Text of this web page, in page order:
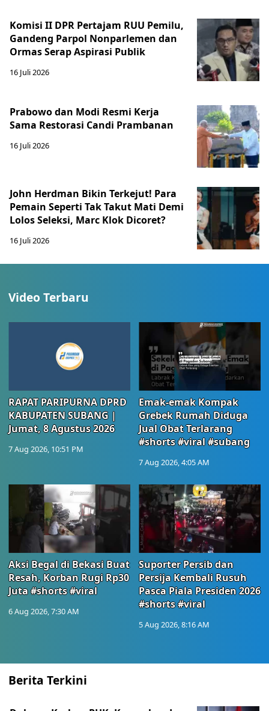
Komisi II DPR Pertajam RUU Pemilu,
Gandeng Parpol Nonparlemen dan
Ormas Serap Aspirasi Publik
16 Juli 2026
Prabowo dan Modi Resmi Kerja
Sama Restorasi Candi Prambanan
16 Juli 2026
John Herdman Bikin Terkejut! Para
Pemain Seperti Tak Takut Mati Demi
Lolos Seleksi, Marc Klok Dicoret?
16 Juli 2026
Video Terbaru
RAPAT PARIPURNA DPRD
KABUPATEN SUBANG |
Jumat, 8 Agustus 2026
7 Aug 2026, 10:51 PM
Emak-emak Kompak
Grebek Rumah Diduga
Jual Obat Terlarang
#shorts #viral #subang
7 Aug 2026, 4:05 AM
Aksi Begal di Bekasi Buat
Resah, Korban Rugi Rp30
Juta #shorts #viral
6 Aug 2026, 7:30 AM
Suporter Persib dan
Persija Kembali Rusuh
Pasca Piala Presiden 2026
#shorts #viral
5 Aug 2026, 8:16 AM
Berita Terkini